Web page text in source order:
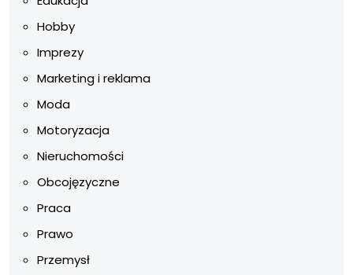
Hobby
Imprezy
Marketing i reklama
Moda
Motoryzacja
Nieruchomości
Obcojęzyczne
Praca
Prawo
Przemysł